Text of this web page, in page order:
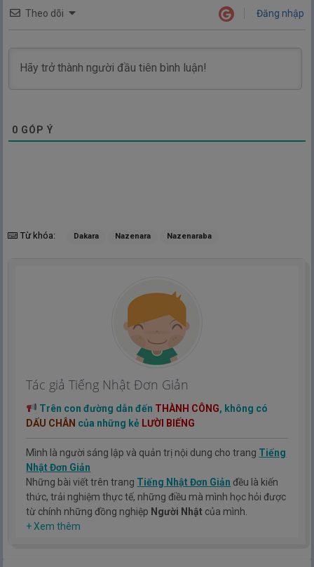
Theo dõi Đăng nhập
0 GÓP Ý
Từ khóa: Dakara Nazenara Nazenaraba
Tác giả Tiếng Nhật Đơn Giản
Trên con đường dẫn đến THÀNH CÔNG, không có
DẤU CHÂN của những kẻ LƯỜI BIẾNG
Mình là người sáng lập và quản trị nội dung cho trang Tiếng
Nhật Đơn Giản
Những bài viết trên trang Tiếng Nhật Đơn Giản đều là kiến
thức, trải nghiệm thực tế, những điều mà mình học hỏi được
từ chính những đồng nghiệp Người Nhật của mình.
Hy vọng rằng kinh nghiệm mà mình có được sẽ giúp các bạn
+ Xem thêm